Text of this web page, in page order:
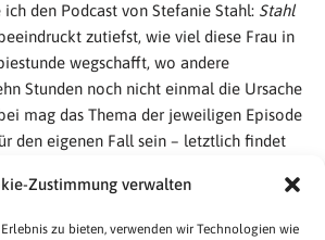
Zustimmung verwalten
zu bieten, verwenden wir Technologien wie
den Podcast von Stefanie Stahl: Stahl
zutiefst, wie viel diese Frau in
wegschafft, wo andere
Stunden noch nicht einmal die Ursache
mag das Thema der jeweiligen Episode
den eigenen Fall sein – letztlich findet
das BuchDu musst nicht von allen